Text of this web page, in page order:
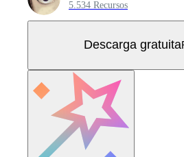
5.534 Recursos
Descarga gratuita